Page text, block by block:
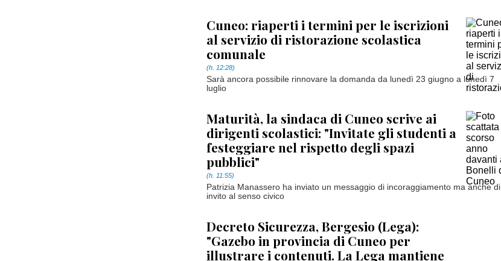
Cuneo: riaperti i termini per le iscrizioni
al servizio di ristorazione scolastica
comunale
(h. 12:28)
Sarà ancora possibile rinnovare la domanda da lunedì 23 giugno a lunedì 7
luglio
Maturità, la sindaca di Cuneo scrive ai
dirigenti scolastici: "Invitate gli studenti a
festeggiare nel rispetto degli spazi
pubblici"
(h. 11:55)
Patrizia Manassero ha inviato un messaggio di incoraggiamento ma anche di
invito al senso civico
Decreto Sicurezza, Bergesio (Lega):
"Gazebo in provincia di Cuneo per
illustrare i contenuti. La Lega mantiene